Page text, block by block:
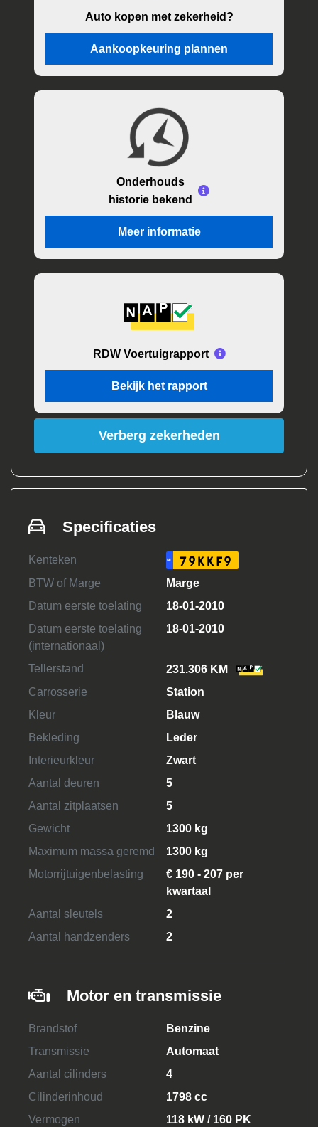
Auto kopen met zekerheid?
Aankoopkeuring plannen
Onderhouds
historie bekend
Meer informatie
RDW Voertuigrapport
Bekijk het rapport
Verberg zekerheden
Specificaties
Kenteken NL 79KKF9
BTW of Marge
Marge
Datum eerste toelating
18-01-2010
Datum eerste toelating
(internationaal)
18-01-2010
Tellerstand
231.306 KM
Carrosserie
Station
Kleur
Blauw
Bekleding
Leder
Interieurkleur
Zwart
Aantal deuren
5
Aantal zitplaatsen
5
Gewicht
1300 kg
Maximum massa geremd
1300 kg
Motorrijtuigenbelasting
€ 190 - 207 per
kwartaal
Aantal sleutels
2
Aantal handzenders
2
Motor en transmissie
Brandstof
Benzine
Transmissie
Automaat
Aantal cilinders
4
Cilinderinhoud
1798 cc
Vermogen
118 kW / 160 PK